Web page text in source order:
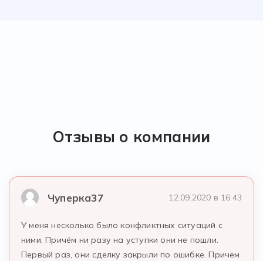
Отзывы о компании
Чуперка37 12.09.2020 в 16:43
У меня несколько было конфликтных ситуаций с
ними. Причём ни разу на уступки они не пошли.
Первый раз, они сделку закрыли по ошибке. Причем